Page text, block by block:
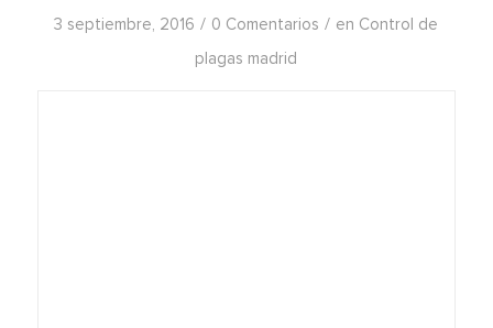
3 septiembre, 2016 / 0 Comentarios / en Control de
plagas madrid